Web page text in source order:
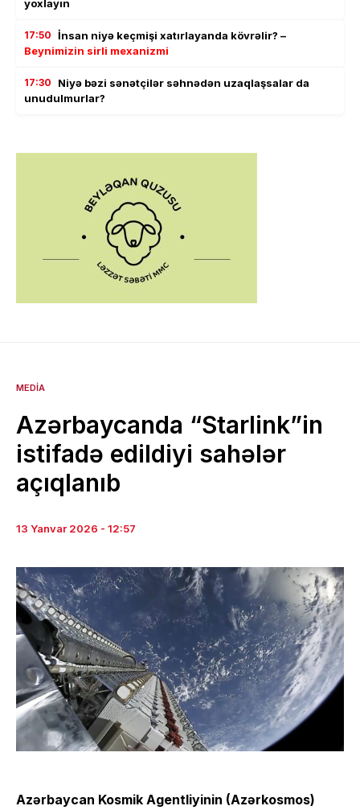
yoxlayın
17:50 İnsan niyə keçmişi xatırlayanda kövrəlir? –
Beynimizin sirli mexanizmi
17:30
Niyə bəzi sənətçilər səhnədən uzaqlaşsalar da
unudulmurlar?
MEDIA
Azərbaycanda “Starlink”in
istifadə edildiyi sahələr
açıqlanıb
13 Yanvar 2026 - 12:57
Azərbaycan Kosmik Agentliyinin (Azərkosmos)